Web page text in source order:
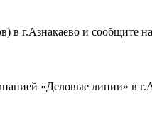
в г.Азнакаево и сообщите
«Деловые линии» в